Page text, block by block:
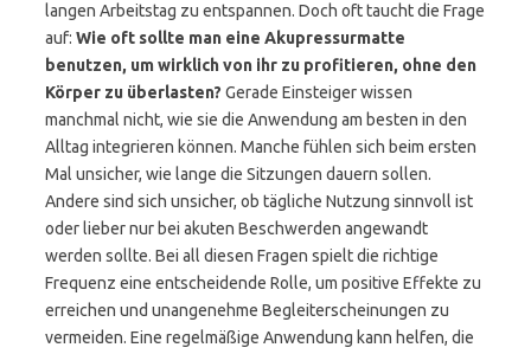
langen Arbeitstag zu entspannen. Doch oft taucht die Frage
auf: Wie oft sollte man eine Akupressurmatte
benutzen, um wirklich von ihr zu profitieren, ohne den
Körper zu überlasten? Gerade Einsteiger wissen
manchmal nicht, wie sie die Anwendung am besten in den
Alltag integrieren können. Manche fühlen sich beim ersten
Mal unsicher, wie lange die Sitzungen dauern sollen.
Andere sind sich unsicher, ob tägliche Nutzung sinnvoll ist
oder lieber nur bei akuten Beschwerden angewandt
werden sollte. Bei all diesen Fragen spielt die richtige
Frequenz eine entscheidende Rolle, um positive Effekte zu
erreichen und unangenehme Begleiterscheinungen zu
vermeiden. Eine regelmäßige Anwendung kann helfen, die